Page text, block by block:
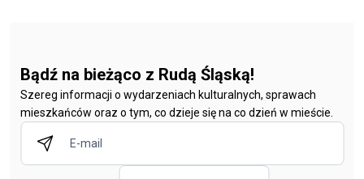
Bądź na bieżąco z Rudą Śląską!
Szereg informacji o wydarzeniach kulturalnych, sprawach
mieszkańców oraz o tym, co dzieje się na co dzień w mieście.